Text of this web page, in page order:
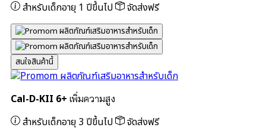
สำหรับเด็กอายุ 1 ปีขึ้นไป จัดส่งฟรี
สนใจสินค้านี้
Cal-D-KII 6+ เพิ่มความสูง
สำหรับเด็กอายุ 3 ปีขึ้นไป จัดส่งฟรี